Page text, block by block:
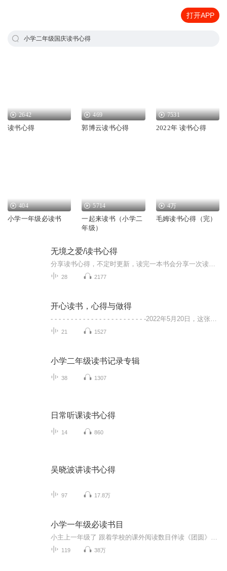
打开APP
小学二年级国庆读书心得
2642
读书心得
469
郭博云读书心得
7531
2022年 读书心得
404
小学一年级必读书
5714
一起来读书（小学二
年级）
4万
毛姆读书心得（完）
无境之爱/读书心得
28 2177
开心读书，心得与做得
21 1527
小学二年级读书记录专辑
38 1307
日常听课读书心得
14 860
吴晓波讲读书心得
97 17.8万
小学一年级必读书目
119 38万